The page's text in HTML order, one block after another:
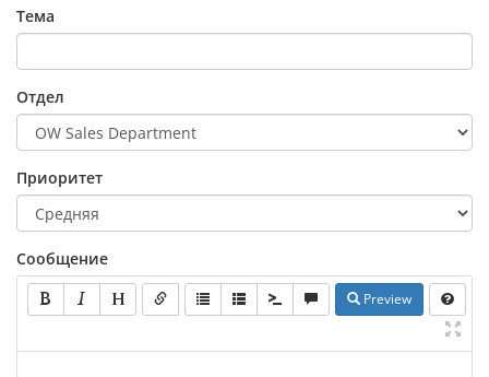
Тема
Отдел
Приоритет
Сообщение
Preview